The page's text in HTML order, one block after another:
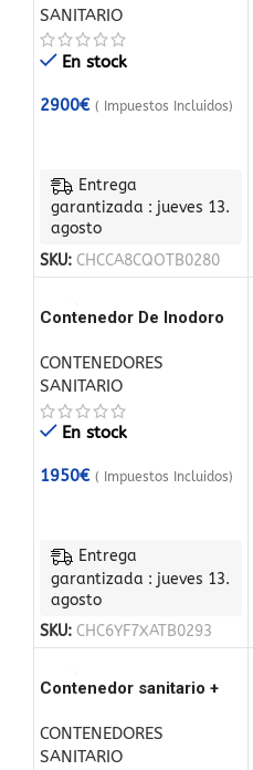
SANITARIO
En stock
2900€ ( Impuestos Incluidos)
Entrega
garantizada : jueves 13.
agosto
SKU: CHCCA8CQOTB0280
Contenedor De Inodoro
Retención, Caja De
Inodoro, Tanque
Sanitario
CONTENEDORES
SANITARIO
En stock
1950€ ( Impuestos Incluidos)
Entrega
garantizada : jueves 13.
agosto
SKU: CHC6YF7XATB0293
Contenedor sanitario +
CONTENEDORES
SANITARIO